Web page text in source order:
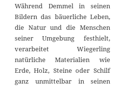
Während Demmel in seinen
Bildern das bäuerliche Leben,
die Natur und die Menschen
seiner Umgebung festhielt,
verarbeitet Wiegerling
natürliche Materialien wie
Erde, Holz, Steine oder Schilf
ganz unmittelbar in seinen